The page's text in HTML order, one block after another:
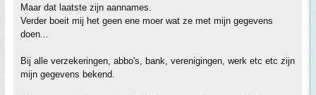
Maar dat laatste zijn aannames.
Verder boeit mij het geen ene moer wat ze met mijn gegevens
doen...
Bij alle verzekeringen, abbo's, bank, verenigingen, werk etc etc zijn
mijn gegevens bekend.